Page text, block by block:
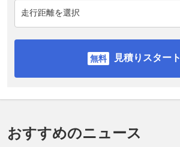
見積りスタート
おすすめのニュース